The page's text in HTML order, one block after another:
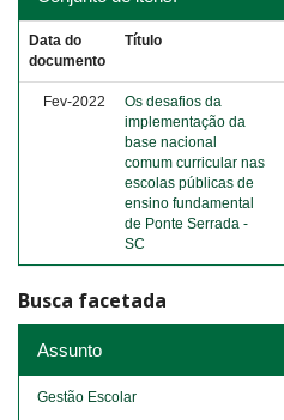
Data do
documento
Título
Fev-2022
Os desafios da
implementação da
base nacional
comum curricular nas
escolas públicas de
ensino fundamental
de Ponte Serrada -
SC
Busca facetada
Assunto
Gestão Escolar